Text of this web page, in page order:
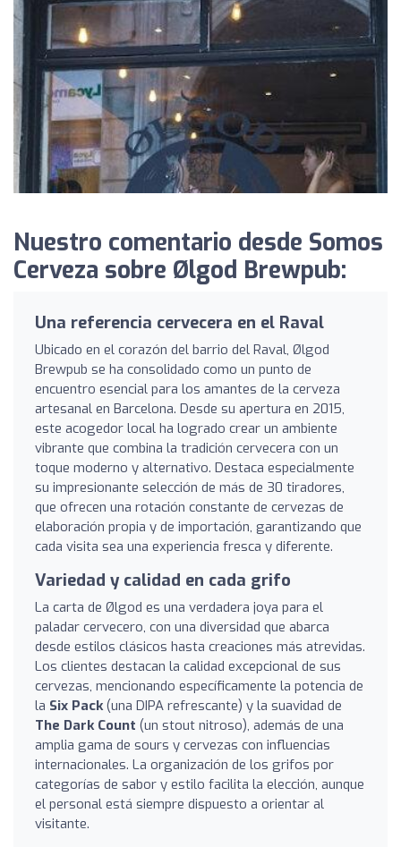
Nuestro comentario desde Somos
Cerveza sobre Ølgod Brewpub:
Una referencia cervecera en el Raval
Ubicado en el corazón del barrio del Raval, Ølgod
Brewpub se ha consolidado como un punto de
encuentro esencial para los amantes de la cerveza
artesanal en Barcelona. Desde su apertura en 2015,
este acogedor local ha logrado crear un ambiente
vibrante que combina la tradición cervecera con un
toque moderno y alternativo. Destaca especialmente
su impresionante selección de más de 30 tiradores,
que ofrecen una rotación constante de cervezas de
elaboración propia y de importación, garantizando que
cada visita sea una experiencia fresca y diferente.
Variedad y calidad en cada grifo
La carta de Ølgod es una verdadera joya para el
paladar cervecero, con una diversidad que abarca
desde estilos clásicos hasta creaciones más atrevidas.
Los clientes destacan la calidad excepcional de sus
cervezas, mencionando específicamente la potencia de
la Six Pack(una DIPA refrescante) y la suavidad de
The Dark Count (un stout nitroso), además de una
amplia gama de sours y cervezas con influencias
internacionales. La organización de los grifos por
categorías de sabor y estilo facilita la elección, aunque
el personal está siempre dispuesto a orientar al
visitante.